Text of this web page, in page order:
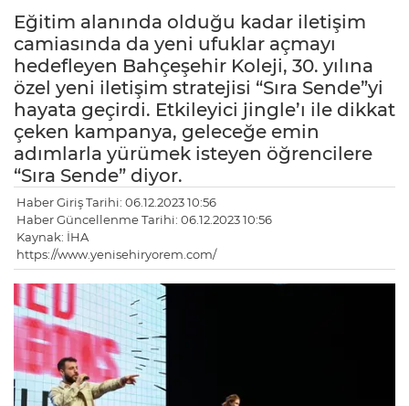
Eğitim alanında olduğu kadar iletişim
camiasında da yeni ufuklar açmayı
hedefleyen Bahçeşehir Koleji, 30. yılına
özel yeni iletişim stratejisi “Sıra Sende”yi
hayata geçirdi. Etkileyici jingle’ı ile dikkat
çeken kampanya, geleceğe emin
adımlarla yürümek isteyen öğrencilere
“Sıra Sende” diyor.
Haber Giriş Tarihi: 06.12.2023 10:56
Haber Güncellenme Tarihi: 06.12.2023 10:56
Kaynak: İHA
https://www.yenisehiryorem.com/